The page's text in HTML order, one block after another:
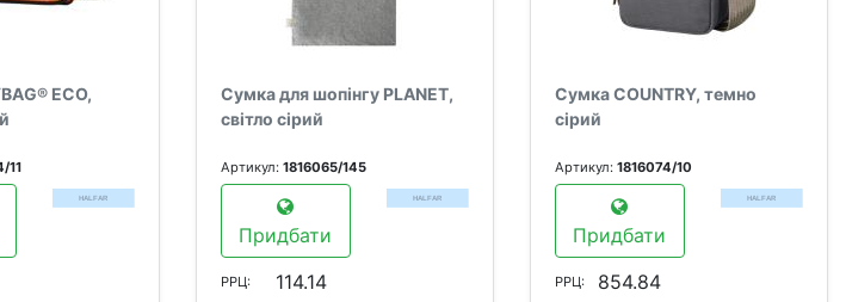
ECO,
11
Сумка для шопінгу PLANET,
світло сірий
Артикул: 1816065/145
Придбати
РРЦ: 114.14
Сумка COUNTRY, темно
сірий
Артикул: 1816074/10
Придбати
РРЦ: 854.84